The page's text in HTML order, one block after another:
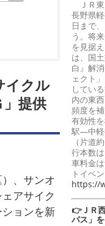
クル
提供
、サンオ
アサイク
ョンを新
ＪＲ東
長野県
日まで
う。将
を見据
は、国
白』解
ェクト
してい
内の東
頻度を
有効性
駅―中軽
（片道
行本数
車料金
トイベ
https://
👉ＪＲ
パス」